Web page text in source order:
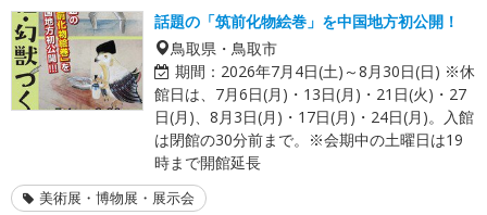
話題の「筑前化物絵巻」を中国地方初公開！
鳥取県・鳥取市
期間： 2026年7月4日(土)～8月30日(日) ※休
館日は、7月6日(月)・13日(月)・21日(火)・27
日(月)、8月3日(月)・17日(月)・24日(月)。入館
は閉館の30分前まで。※会期中の土曜日は19
時まで開館延長
美術展・博物展・展示会